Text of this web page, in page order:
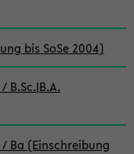
bis SoSe 2004)
Ba (Einschreibung